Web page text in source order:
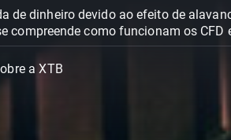
de dinheiro devido ao efeito de
compreende como funcionam os
a XTB